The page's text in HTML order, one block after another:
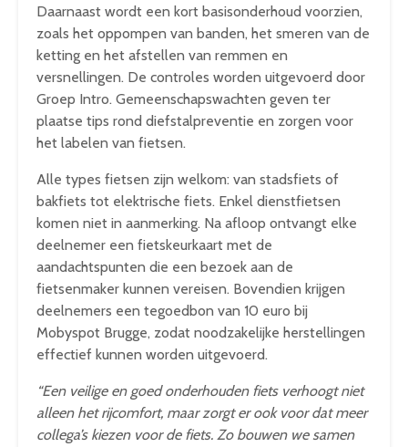
Daarnaast wordt een kort basisonderhoud voorzien,
zoals het oppompen van banden, het smeren van de
ketting en het afstellen van remmen en
versnellingen. De controles worden uitgevoerd door
Groep Intro. Gemeenschapswachten geven ter
plaatse tips rond diefstalpreventie en zorgen voor
het labelen van fietsen.
Alle types fietsen zijn welkom: van stadsfiets of
bakfiets tot elektrische fiets. Enkel dienstfietsen
komen niet in aanmerking. Na afloop ontvangt elke
deelnemer een fietskeurkaart met de
aandachtspunten die een bezoek aan de
fietsenmaker kunnen vereisen. Bovendien krijgen
deelnemers een tegoedbon van 10 euro bij
Mobyspot Brugge, zodat noodzakelijke herstellingen
effectief kunnen worden uitgevoerd.
“Een veilige en goed onderhouden fiets verhoogt niet
alleen het rijcomfort, maar zorgt er ook voor dat meer
collega’s kiezen voor de fiets. Zo bouwen we samen